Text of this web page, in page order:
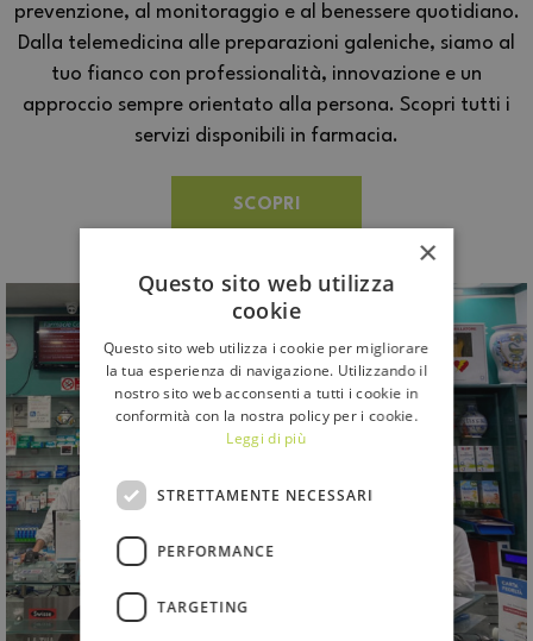
prevenzione, al monitoraggio e al benessere quotidiano.
Dalla telemedicina alle preparazioni galeniche, siamo al
tuo fianco con professionalità, innovazione e un
approccio sempre orientato alla persona. Scopri tutti i
servizi disponibili in farmacia.
SCOPRI
×
Questo sito web utilizza
cookie
Questo sito web utilizza i cookie per migliorare
la tua esperienza di navigazione. Utilizzando il
nostro sito web acconsenti a tutti i cookie in
conformità con la nostra policy per i cookie.
Leggi di più
STRETTAMENTE NECESSARI
PERFORMANCE
TARGETING